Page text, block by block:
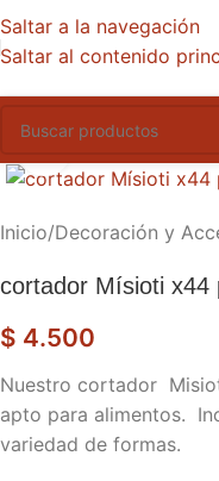
Saltar a la navegación
Saltar al contenido
Inicio/Decoración y
cortador Mísioti x44
$ 4.500
Nuestro cortador
apto para alimentos.
variedad de formas.